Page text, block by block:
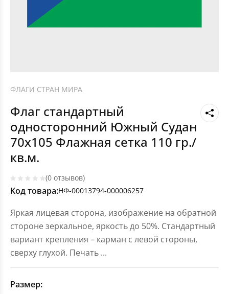
ФЛАГИ СТРАН МИРА
Флаг стандартный
односторонний Южный Судан
70х105 Флажная сетка 110 гр./
кв.м.
(0 отзывов)
Код товара:НФ-00013794-000006257
Яркая лицевая сторона, изображение на обратной
стороне зеркальное, яркость до 50%. Стандартный
вариант крепления – карман с левой стороны,
сверху глухой. Печать ...
Размер: